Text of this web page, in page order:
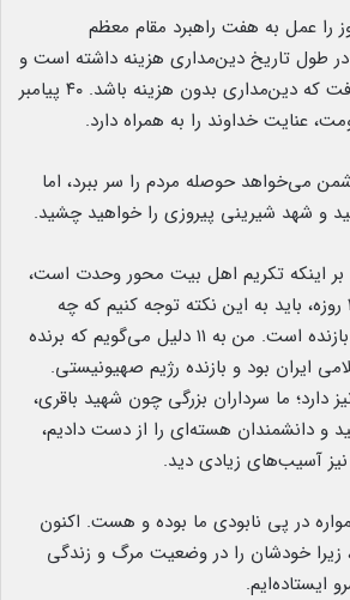
را عمل به هفت راهبرد مقام معظم
طول تاریخ دین‌مداری هزینه داشته است و
هیچ زمانی نمی‌توان یافت که دین‌مداری بدون هزینه باشد. ۴۰ پیامبر
عنایت خداوند را به همراه دارد.
می‌خواهد حوصله مردم را سر ببرد، اما
و شهد شیرینی پیروزی را خواهید چشید.
بر اینکه تکریم اهل بیت محور وحدت است،
گفت: در دفاع مقدس ۱۲ روزه، باید به این نکته توجه کنیم که چه
کسی برنده و چه کسی بازنده است. من به ۱۱ دلیل می‌گویم که برنده
ایران بود و بازنده رژیم صهیونیستی.
دارد؛ ما سرداران بزرگی چون شهید باقری،
و دانشمندان هسته‌ای را از دست دادیم،
آسیب‌های زیادی دید.
در پی نابودی ما بوده و هست. اکنون
خودشان را در وضعیت مرگ و زندگی
ایستاده‌ایم.